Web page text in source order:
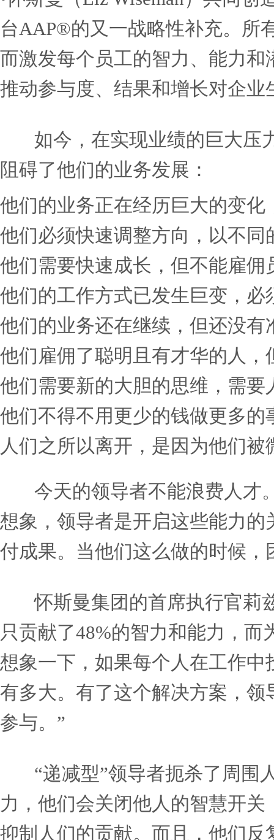
的释放行为，这些行为会
创新和期望的结果。获得
•怀斯曼（Liz Wiseman）
台AAP®的又一战略性补充
而激发每个员工的智力、
推动参与度、结果和增长
如今，在实现业绩的巨大
阻碍了他们的业务发展：
他们的业务正在经历巨大的
他们必须快速调整方向，
他们需要快速成长，但不
他们的工作方式已发生巨
他们的业务还在继续，但
他们雇佣了聪明且有才华
他们需要新的大胆的思维
他们不得不用更少的钱做
人们之所以离开，是因为
今天的领导者不能浪费人
想象，领导者是开启这些
付成果。当他们这么做的